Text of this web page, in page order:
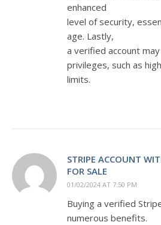
enhanced
level of security,
age. Lastly,
a verified account
privileges, such as
limits.
STRIPE ACCOUNT
FOR SALE
01/02/2024 AT 7:50 PM
Buying a verified
numerous benefits.